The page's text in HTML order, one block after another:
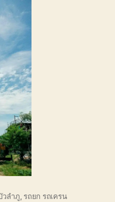
วลำภู, รถยก รถเครน